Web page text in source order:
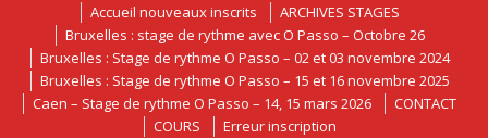
Accueil nouveaux inscrits
ARCHIVES STAGES
Bruxelles : stage de rythme avec O Passo – Octobre 26
Bruxelles : Stage de rythme O Passo – 02 et 03 novembre 2024
Bruxelles : Stage de rythme O Passo – 15 et 16 novembre 2025
Caen – Stage de rythme O Passo – 14, 15 mars 2026
CONTACT
COURS
Erreur inscription